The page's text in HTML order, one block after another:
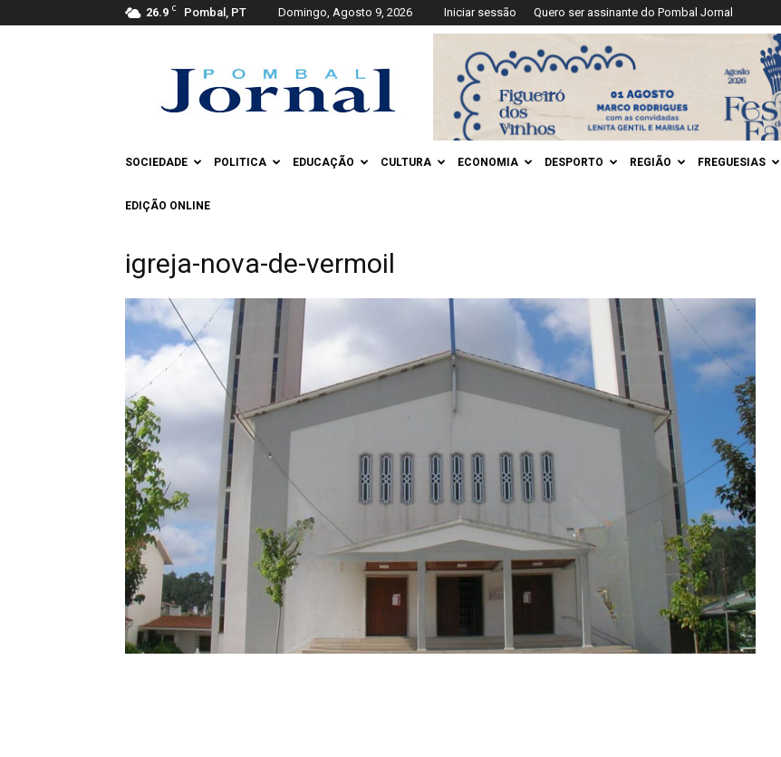
26.9 C Pombal, PT Domingo, Agosto 9, 2026 Iniciar sessão Quero ser assinante do Pombal Jornal
Jornal
SOCIEDADE POLITICA EDUCAÇÃO CULTURA ECONOMIA DESPORTO REGIÃO FREGUESIAS
EDIÇÃO ONLINE
igreja-nova-de-vermoil